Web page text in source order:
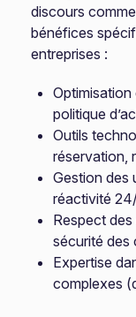
discours
bénéfices
entreprises :
politique
Outils
réservation,
Gestion des
réactivité
Respect
sécurité des
Expertise
complexes